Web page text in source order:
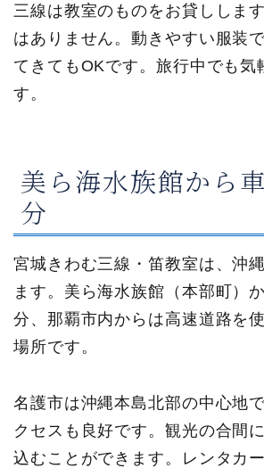
三線は教室のものをお貸ししま
はありません。動きやすい服装
てきてもOKです。旅行中でも気
す。
美ら海水族館から
分
宮城きわむ三線・笛教室は、沖
ます。美ら海水族館（本部町）
分、那覇市内からは高速道路を
場所です。
名護市は沖縄本島北部の中心地
クセスも良好です。観光の合間
込むことができます。レンタカ